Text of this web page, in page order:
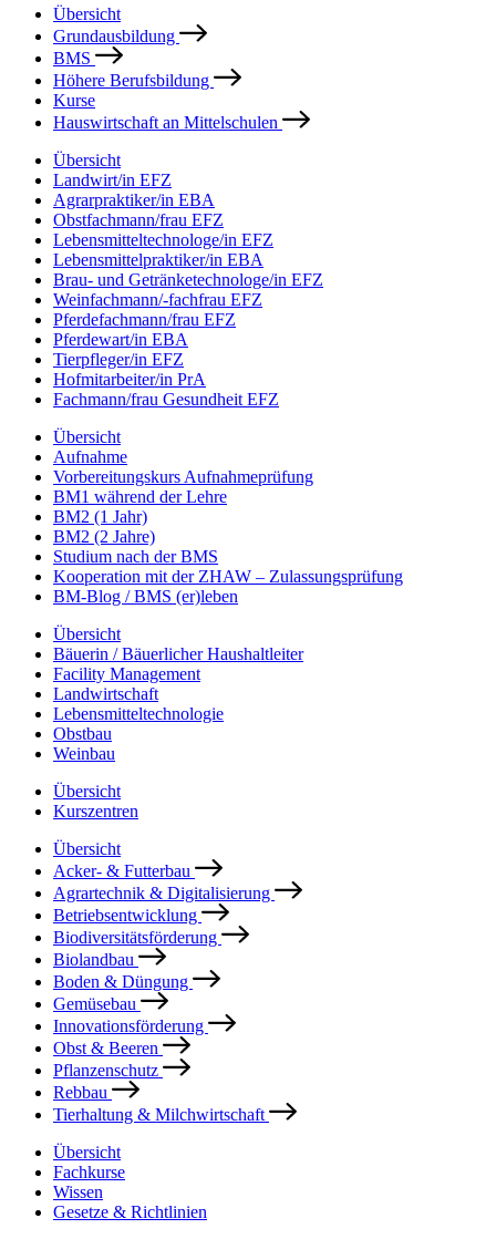
Übersicht
Grundausbildung
BMS
Höhere Berufsbildung
Kurse
Hauswirtschaft an Mittelschulen
Übersicht
Landwirt/in EFZ
Agrarpraktiker/in EBA
Obstfachmann/frau EFZ
Lebensmitteltechnologe/in EFZ
Lebensmittelpraktiker/in EBA
Brau- und Getränketechnologe/in EFZ
Weinfachmann/-fachfrau EFZ
Pferdefachmann/frau EFZ
Pferdewart/in EBA
Tierpfleger/in EFZ
Hofmitarbeiter/in PrA
Fachmann/frau Gesundheit EFZ
Übersicht
Aufnahme
Vorbereitungskurs Aufnahmeprüfung
BM1 während der Lehre
BM2 (1 Jahr)
BM2 (2 Jahre)
Studium nach der BMS
Kooperation mit der ZHAW – Zulassungsprüfung
BM-Blog / BMS (er)leben
Übersicht
Bäuerin / Bäuerlicher Haushaltleiter
Facility Management
Landwirtschaft
Lebensmitteltechnologie
Obstbau
Weinbau
Übersicht
Kurszentren
Übersicht
Acker- & Futterbau
Agrartechnik & Digitalisierung
Betriebsentwicklung
Biodiversitätsförderung
Biolandbau
Boden & Düngung
Gemüsebau
Innovationsförderung
Obst & Beeren
Pflanzenschutz
Rebbau
Tierhaltung & Milchwirtschaft
Übersicht
Fachkurse
Wissen
Gesetze & Richtlinien